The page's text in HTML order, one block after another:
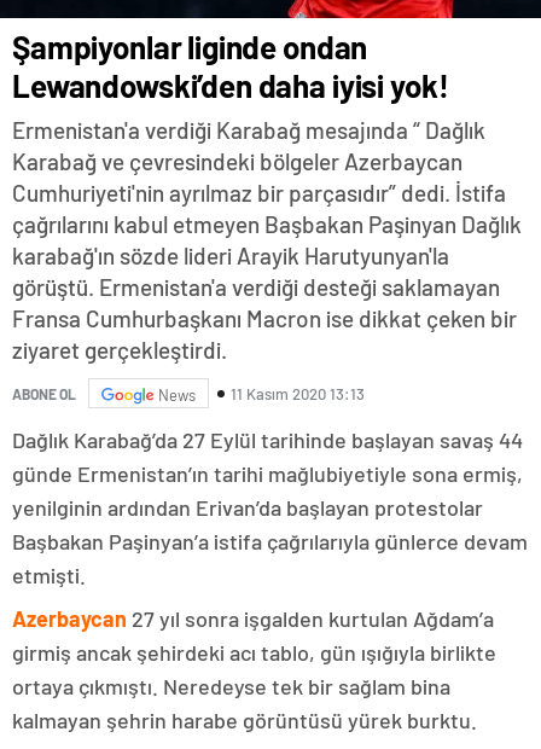
Şampiyonlar liginde ondan
Lewandowski’den daha iyisi yok!
Ermenistan'a verdiği Karabağ mesajında “ Dağlık
Karabağ ve çevresindeki bölgeler Azerbaycan
Cumhuriyeti'nin ayrılmaz bir parçasıdır” dedi. İstifa
çağrılarını kabul etmeyen Başbakan Paşinyan Dağlık
karabağ'ın sözde lideri Arayik Harutyunyan'la
görüştü. Ermenistan'a verdiği desteği saklamayan
Fransa Cumhurbaşkanı Macron ise dikkat çeken bir
ziyaret gerçekleştirdi.
ABONE OL News 11 Kasım 2020 13:13
Dağlık Karabağ’da 27 Eylül tarihinde başlayan savaş 44
günde Ermenistan’ın tarihi mağlubiyetiyle sona ermiş,
yenilginin ardından Erivan’da başlayan protestolar
Başbakan Paşinyan’a istifa çağrılarıyla günlerce devam
etmişti.
Azerbaycan 27 yıl sonra işgalden kurtulan Ağdam’a
girmiş ancak şehirdeki acı tablo, gün ışığıyla birlikte
ortaya çıkmıştı. Neredeyse tek bir sağlam bina
kalmayan şehrin harabe görüntüsü yürek burktu.